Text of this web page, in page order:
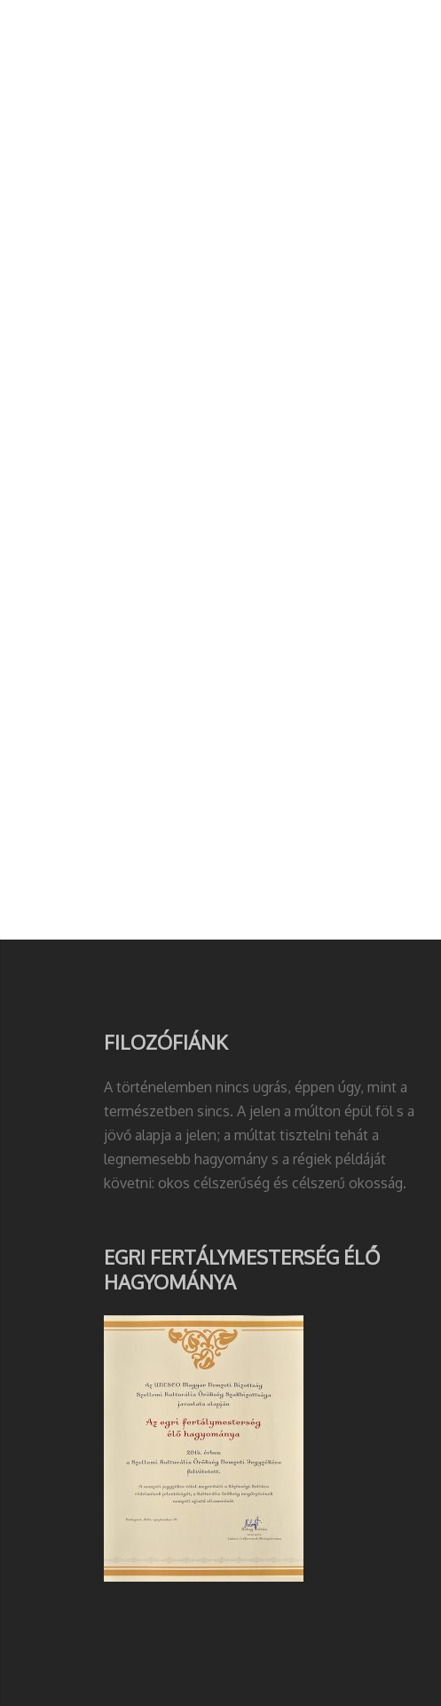
FILOZÓFIÁNK
A történelemben nincs ugrás, éppen úgy, mint a
természetben sincs. A jelen a múlton épül föl s a
jövő alapja a jelen; a múltat tisztelni tehát a
legnemesebb hagyomány s a régiek példáját
követni: okos célszerűség és célszerű okosság.
EGRI FERTÁLYMESTERSÉG ÉLŐ
HAGYOMÁNYA